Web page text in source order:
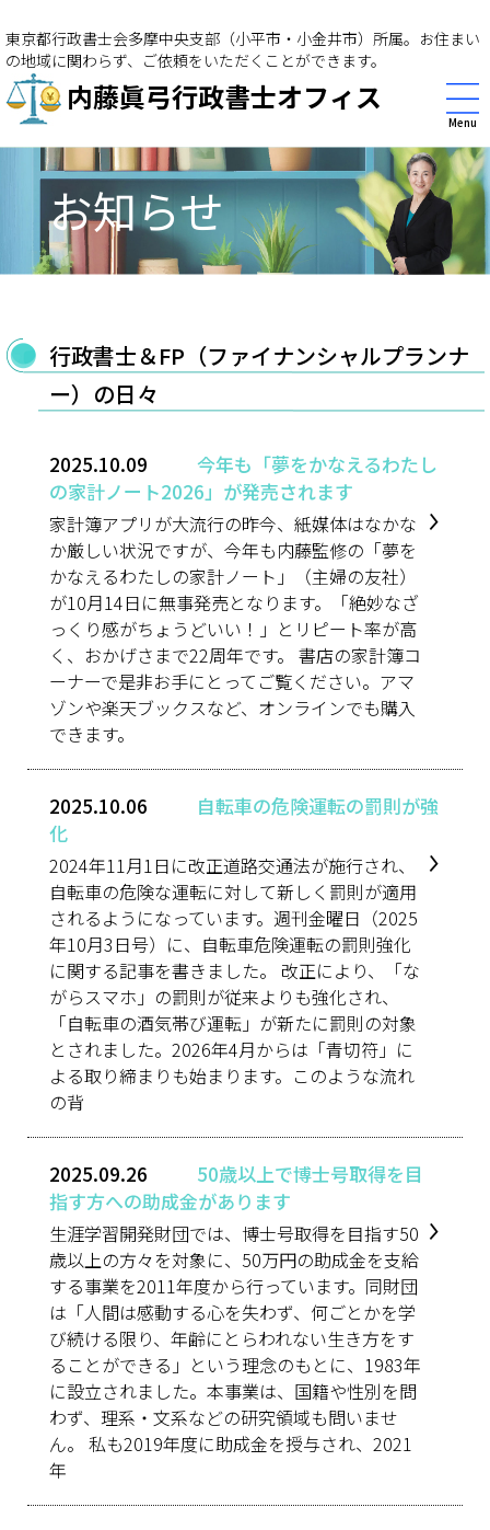
東京都行政書士会多摩中央支部（小平市・小金井市）所属。お住まい
の地域に関わらず、ご依頼をいただくことができます。
内藤眞弓行政書士オフィス
Menu
お知らせ
行政書士＆FP（ファイナンシャルプランナ
ー）の日々
2025.10.09
今年も「夢をかなえるわたし
の家計ノート2026」が発売されます
家計簿アプリが大流行の昨今、紙媒体はなかな
か厳しい状況ですが、今年も内藤監修の「夢を
かなえるわたしの家計ノート」（主婦の友社）
が10月14日に無事発売となります。「絶妙なざ
っくり感がちょうどいい！」とリピート率が高
く、おかげさまで22周年です。 書店の家計簿コ
ーナーで是非お手にとってご覧ください。アマ
ゾンや楽天ブックスなど、オンラインでも購入
できます。
2025.10.06
自転車の危険運転の罰則が強
化
2024年11月1日に改正道路交通法が施行され、
自転車の危険な運転に対して新しく罰則が適用
されるようになっています。週刊金曜日（2025
年10月3日号）に、自転車危険運転の罰則強化
に関する記事を書きました。 改正により、「な
がらスマホ」の罰則が従来よりも強化され、
「自転車の酒気帯び運転」が新たに罰則の対象
とされました。2026年4月からは「青切符」に
よる取り締まりも始まります。このような流れ
の背
2025.09.26
50歳以上で博士号取得を目
指す方への助成金があります
生涯学習開発財団では、博士号取得を目指す50
歳以上の方々を対象に、50万円の助成金を支給
する事業を2011年度から行っています。同財団
は「人間は感動する心を失わず、何ごとかを学
び続ける限り、年齢にとらわれない生き方をす
ることができる」という理念のもとに、1983年
に設立されました。本事業は、国籍や性別を問
わず、理系・文系などの研究領域も問いませ
ん。 私も2019年度に助成金を授与され、2021
年